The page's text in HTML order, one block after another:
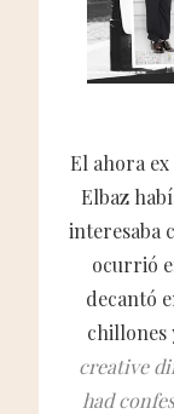
El ahora
Elbaz
interesaba
ocurrió
decantó
chillones
creative
had